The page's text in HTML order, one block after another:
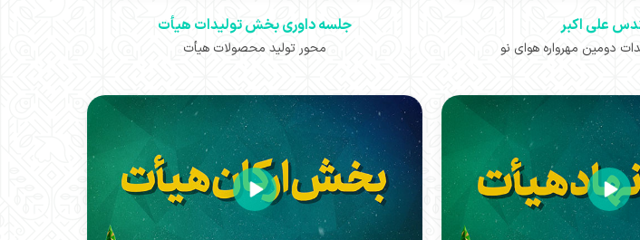
علی اکبر
دومین مهرواره هوای نو
جلسه داوری بخش تولیدات هیأت
محور تولید محصولات هیأت